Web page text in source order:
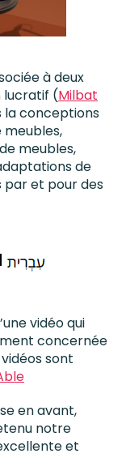
à deux
lucratif (Milbat
la conceptions
meubles,
meubles,
de
par et pour des
vidéo qui
concernée
sont
en avant,
notre
et